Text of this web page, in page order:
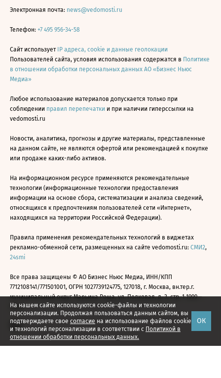
На нашем сайте используются cookie-файлы и технологии
персонализации. Продолжая пользоваться данным сайтом, вы
подтверждаете свое согласие на использование файлов cookie
и технологий персонализации в соответствии с Политикой в
отношении обработки персональных данных.
ОК
Электронная почта: news@vedomosti.ru
Телефон: +7 495 956-34-58
Сайт использует IP адреса, cookie и данные геолокации
Пользователей сайта, условия использования содержатся в Политике
в отношении обработки персональных данных АО «Бизнес Ньюс
Медиа»
Любое использование материалов допускается только при
соблюдении правил перепечатки и при наличии гиперссылки на
vedomosti.ru
Новости, аналитика, прогнозы и другие материалы, представленные
на данном сайте, не являются офертой или рекомендацией к покупке
или продаже каких-либо активов.
На информационном ресурсе применяются рекомендательные
технологии (информационные технологии предоставления
информации на основе сбора, систематизации и анализа сведений,
относящихся к предпочтениям пользователей сети «Интернет»,
находящихся на территории Российской Федерации).
Правила применения рекомендательных технологий в виджетах
рекламно-обменной сети, размещенных на сайте vedomosti.ru: СМИ2,
24smi
Все права защищены © АО Бизнес Ньюс Медиа, ИНН/КПП
7712108141/771501001, ОГРН 1027739124775, 127018, г. Москва, вн.тер.г.
муниципальный округ Марьина Роща, ул. Полковая, д. 3, стр. 1 1999—
2026